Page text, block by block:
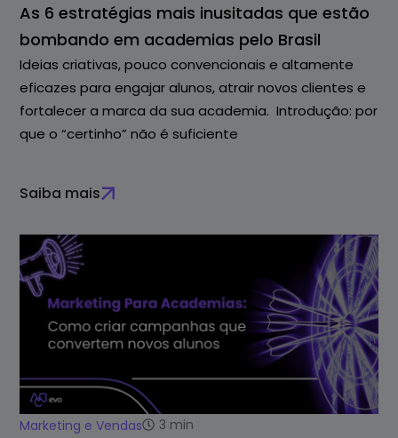
As 6 estratégias mais inusitadas que estão
bombando em academias pelo Brasil
Ideias criativas, pouco convencionais e altamente
eficazes para engajar alunos, atrair novos clientes e
fortalecer a marca da sua academia. Introdução: por
que o “certinho” não é suficiente
Saiba mais
Marketing e Vendas 3 min